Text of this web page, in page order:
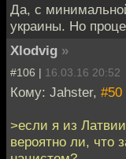
Да, с
украины. Но
Xlodvig »
#106 | 16.03.16 20:52
Кому: Jahster, #50
>если я из
вероятно ли, что